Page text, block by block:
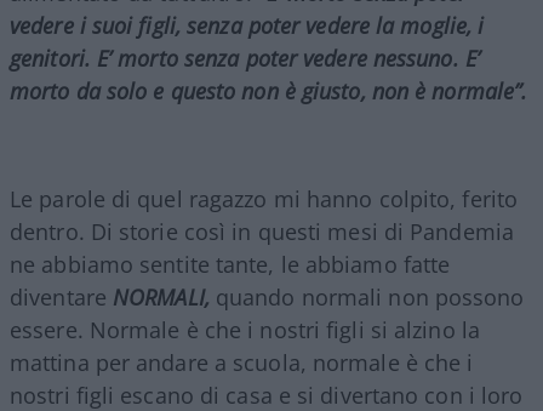
vedere i suoi figli, senza poter vedere la moglie, i
genitori. E’ morto senza poter vedere nessuno. E’
morto da solo e questo non è giusto, non è normale”.
Le parole di quel ragazzo mi hanno colpito, ferito
dentro. Di storie così in questi mesi di Pandemia
ne abbiamo sentite tante, le abbiamo fatte
diventare NORMALI, quando normali non possono
essere. Normale è che i nostri figli si alzino la
mattina per andare a scuola, normale è che i
nostri figli escano di casa e si divertano con i loro